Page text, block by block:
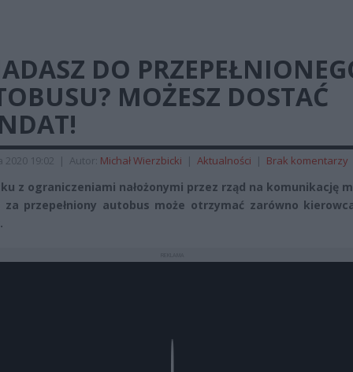
DO
MOŻESZ DOSTAĆ
2020 19:02 | Autor: Michał Wierzbicki | Aktualności | Brak komentarzy
z ograniczeniami nałożonymi przez rząd na komunikację
za przepełniony autobus może otrzymać zarówno